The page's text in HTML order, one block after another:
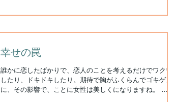
幸せの罠
誰かに恋したばかりで、恋人のことを考えるだけでワクワク
したり、ドキドキしたり。期待で胸がふくらんでゴキゲン
に、その影響で、ことに女性は美しくになりますね。 ……